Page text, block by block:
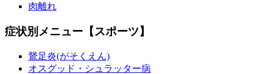
肉離れ
症状別メニュー【スポーツ】
鵞足炎(がそくえん)
オスグッド・シュラッター病